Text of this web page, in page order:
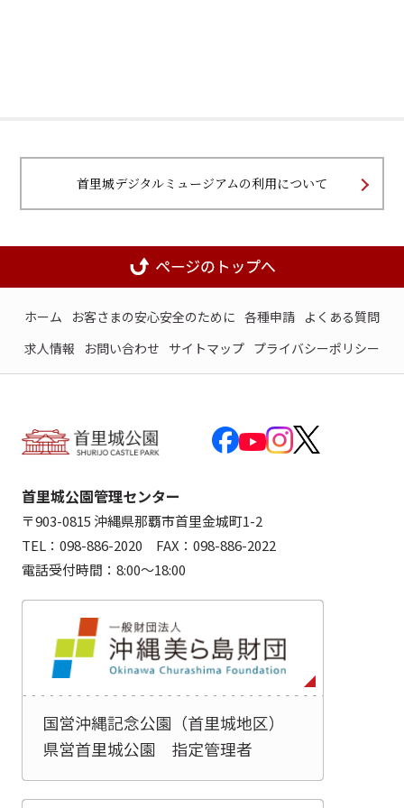
首里城デジタルミュージアムの利用について
ホーム お客さまの安心安全のために 各種申請 よくある質問
求人情報
お問い合わせ サイトマップ プライバシーポリシー
首里城公園管理センター
〒903-0815 沖縄県那覇市首里金城町1-2
TEL：098-886-2020 FAX：098-886-2022
電話受付時間：8:00～18:00